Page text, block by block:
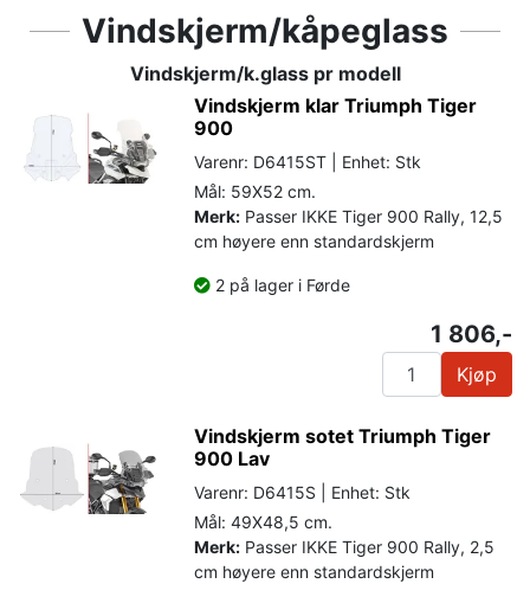
Vindskjerm/kåpeglass
Vindskjerm/k.glass pr modell
Vindskjerm klar Triumph Tiger
900
Varenr: D6415ST | Enhet: Stk
Mål: 59X52 cm.
Merk: Passer IKKE Tiger 900 Rally, 12,5
cm høyere enn standardskjerm
2 på lager i Førde
1 806,-
Kjøp
Vindskjerm sotet Triumph Tiger
900 Lav
Varenr: D6415S | Enhet: Stk
Mål: 49X48,5 cm.
Merk: Passer IKKE Tiger 900 Rally, 2,5
cm høyere enn standardskjerm